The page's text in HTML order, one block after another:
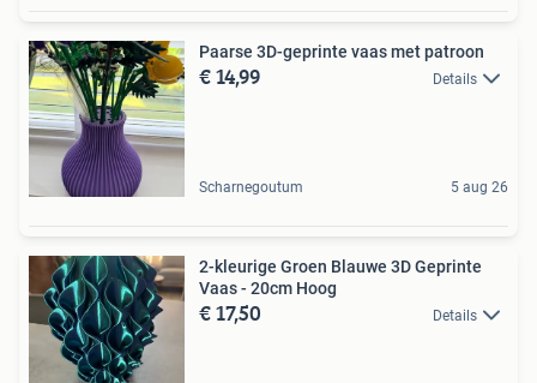
Paarse 3D-geprinte vaas met patroon
€ 14,99 Details
Scharnegoutum 5 aug 26
2-kleurige Groen Blauwe 3D Geprinte
Vaas - 20cm Hoog
€ 17,50 Details